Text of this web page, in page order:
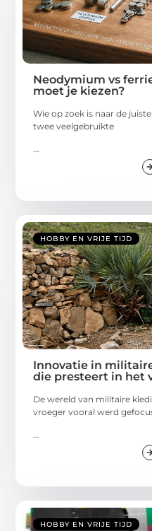
Neodymium vs
moet je kiezen?
Wie op zoek is naar de
twee veelgebruikte
...
HOBBY EN VRIJE TIJD
Innovatie in
die presteert in het
De wereld van militaire
vroeger vooral werd
...
HOBBY EN VRIJE TIJD